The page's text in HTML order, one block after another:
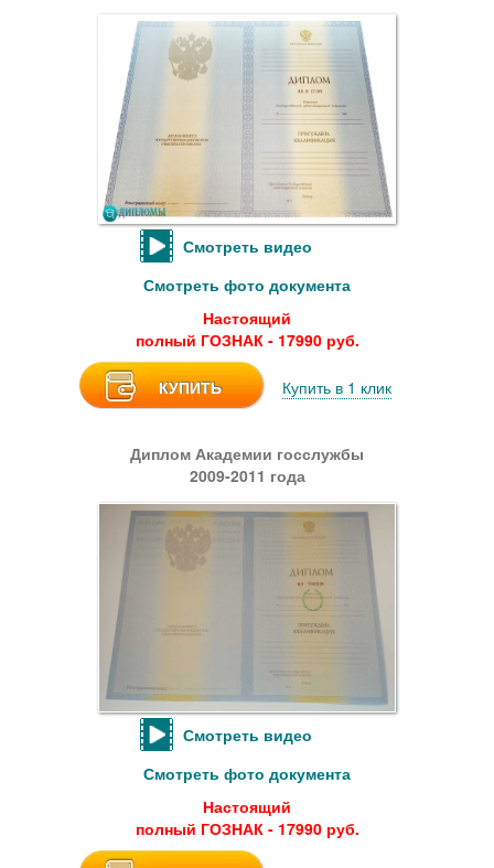
Смотреть видео
Смотреть фото документа
Настоящий
полный ГОЗНАК - 17990 руб.
КУПИТЬ Купить в 1 клик
Диплом Академии госслужбы
2009-2011 года
Смотреть видео
Смотреть фото документа
Настоящий
полный ГОЗНАК - 17990 руб.